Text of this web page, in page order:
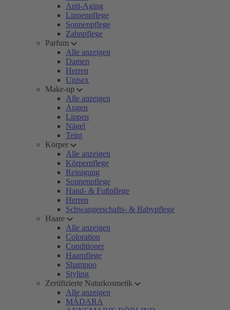
Anti-Aging
Lippenpflege
Sonnenpflege
Zahnpflege
Parfum
Alle anzeigen
Damen
Herren
Unisex
Make-up
Alle anzeigen
Augen
Lippen
Nägel
Teint
Körper
Alle anzeigen
Körperpflege
Reinigung
Sonnenpflege
Hand- & Fußpflege
Herren
Schwangerschafts- & Babypflege
Haare
Alle anzeigen
Coloration
Conditioner
Haarpflege
Shampoo
Styling
Zertifizierte Naturkosmetik
Alle anzeigen
MÁDARA